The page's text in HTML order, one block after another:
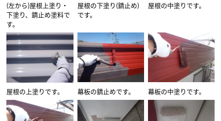
(左から)屋根上塗り・
下塗り、錆止め塗料で
す。
屋根の下塗り(錆止め)
です。
屋根の中塗りです。
屋根の上塗りです。 幕板の錆止めです。 幕板の中塗りです。